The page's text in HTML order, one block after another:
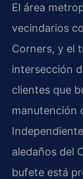
El área
vecindarios
Corners, y el
intersección
clientes que
manutención
aledaños del
bufete está